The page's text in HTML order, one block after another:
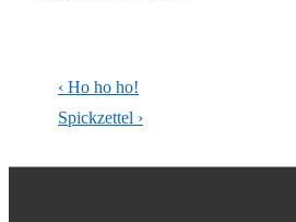
Beitragsnavigation
Vorheriger
Beitrag
‹ Ho ho ho!
Nächster
Spickzettel ›